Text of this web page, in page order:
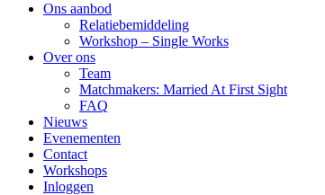
Ons aanbod
Relatiebemiddeling
Workshop – Single Works
Over ons
Team
Matchmakers: Married At First Sight
FAQ
Nieuws
Evenementen
Contact
Workshops
Inloggen